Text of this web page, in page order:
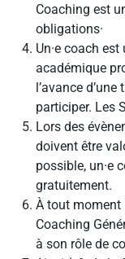
Coaching est
obligations·
Un·e coach est
académique
l’avance
participer. Les
Lors des
doivent être
possible, un·e
gratuitement.
À tout moment
Coaching
à son rôle de